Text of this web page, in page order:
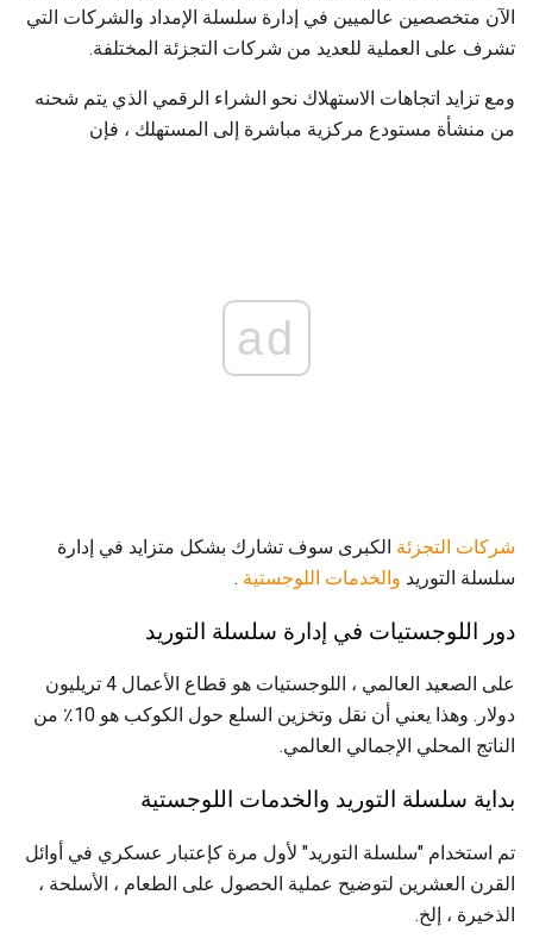
الآن متخصصين عالميين في إدارة سلسلة الإمداد والشركات التي
تشرف على العملية للعديد من شركات التجزئة المختلفة.
ومع تزايد اتجاهات الاستهلاك نحو الشراء الرقمي الذي يتم شحنه
من منشأة مستودع مركزية مباشرة إلى المستهلك ، فإن
ad
شركات التجزئة الكبرى سوف تشارك بشكل متزايد في إدارة
سلسلة التوريد والخدمات اللوجستية .
دور اللوجستيات في إدارة سلسلة التوريد
على الصعيد العالمي ، اللوجستيات هو قطاع الأعمال 4 تريليون
دولار. وهذا يعني أن نقل وتخزين السلع حول الكوكب هو 10٪ من
الناتج المحلي الإجمالي العالمي.
بداية سلسلة التوريد والخدمات اللوجستية
تم استخدام "سلسلة التوريد" لأول مرة كإعتبار عسكري في أوائل
القرن العشرين لتوضيح عملية الحصول على الطعام ، الأسلحة ،
الذخيرة ، إلخ.